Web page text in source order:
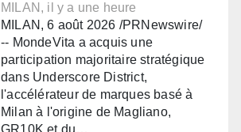
MILAN, il y a une heure
MILAN, 6 août 2026 /PRNewswire/
-- MondeVita a acquis une
participation majoritaire stratégique
dans Underscore District,
l'accélérateur de marques basé à
Milan à l'origine de Magliano,